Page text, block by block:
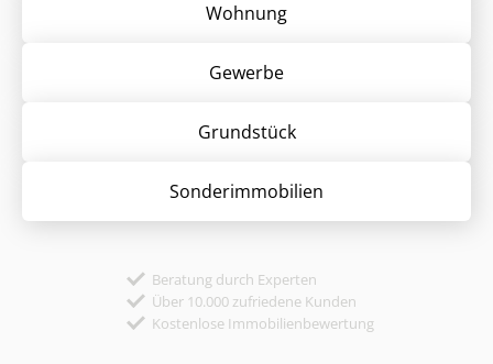
Wohnung
Gewerbe
Grund­stück
Sonder­immobilien
Beratung durch Experten
Über 10.000 zufriedene Kunden
Kostenlose Immobilienbewertung